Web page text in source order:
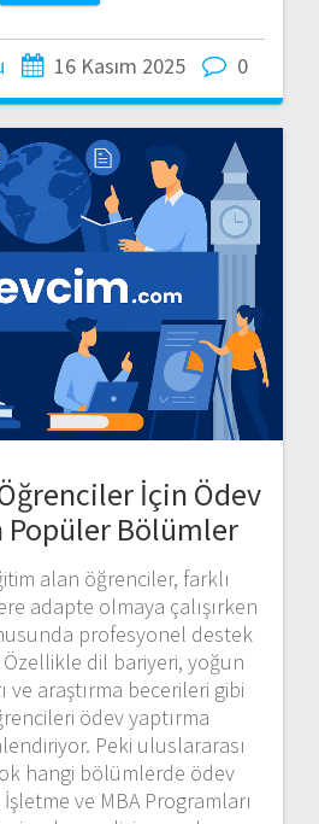
16 Kasım 2025 0
İçin Ödev
Popüler Bölümler
alan öğrenciler, farklı
adapte olmaya çalışırken
profesyonel destek
Özellikle dil bariyeri, yoğun
ve araştırma becerileri gibi
ödev yaptırma
Peki uluslararası
hangi bölümlerde ödev
ve MBA Programları